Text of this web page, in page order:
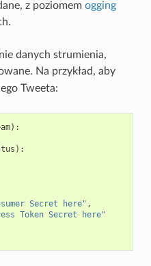
z poziomem ogging
danych strumienia,
Na przykład, aby
Tweeta:
):
):
Secret here" ,
Token Secret here"